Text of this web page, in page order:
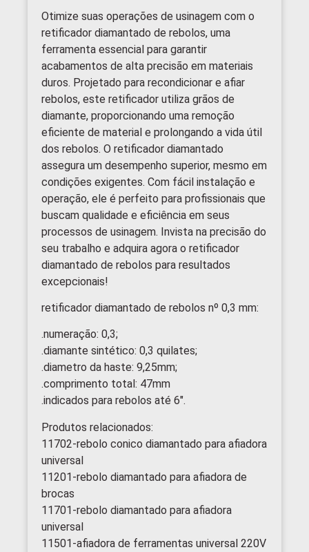
Otimize suas operações de usinagem com o
retificador diamantado de rebolos, uma
ferramenta essencial para garantir
acabamentos de alta precisão em materiais
duros. Projetado para recondicionar e afiar
rebolos, este retificador utiliza grãos de
diamante, proporcionando uma remoção
eficiente de material e prolongando a vida útil
dos rebolos. O retificador diamantado
assegura um desempenho superior, mesmo em
condições exigentes. Com fácil instalação e
operação, ele é perfeito para profissionais que
buscam qualidade e eficiência em seus
processos de usinagem. Invista na precisão do
seu trabalho e adquira agora o retificador
diamantado de rebolos para resultados
excepcionais!
retificador diamantado de rebolos nº 0,3 mm:
.numeração: 0,3;
.diamante sintético: 0,3 quilates;
.diametro da haste: 9,25mm;
.comprimento total: 47mm
.indicados para rebolos até 6″.
Produtos relacionados:
11702-rebolo conico diamantado para afiadora
universal
11201-rebolo diamantado para afiadora de
brocas
11701-rebolo diamantado para afiadora
universal
11501-afiadora de ferramentas universal 220V